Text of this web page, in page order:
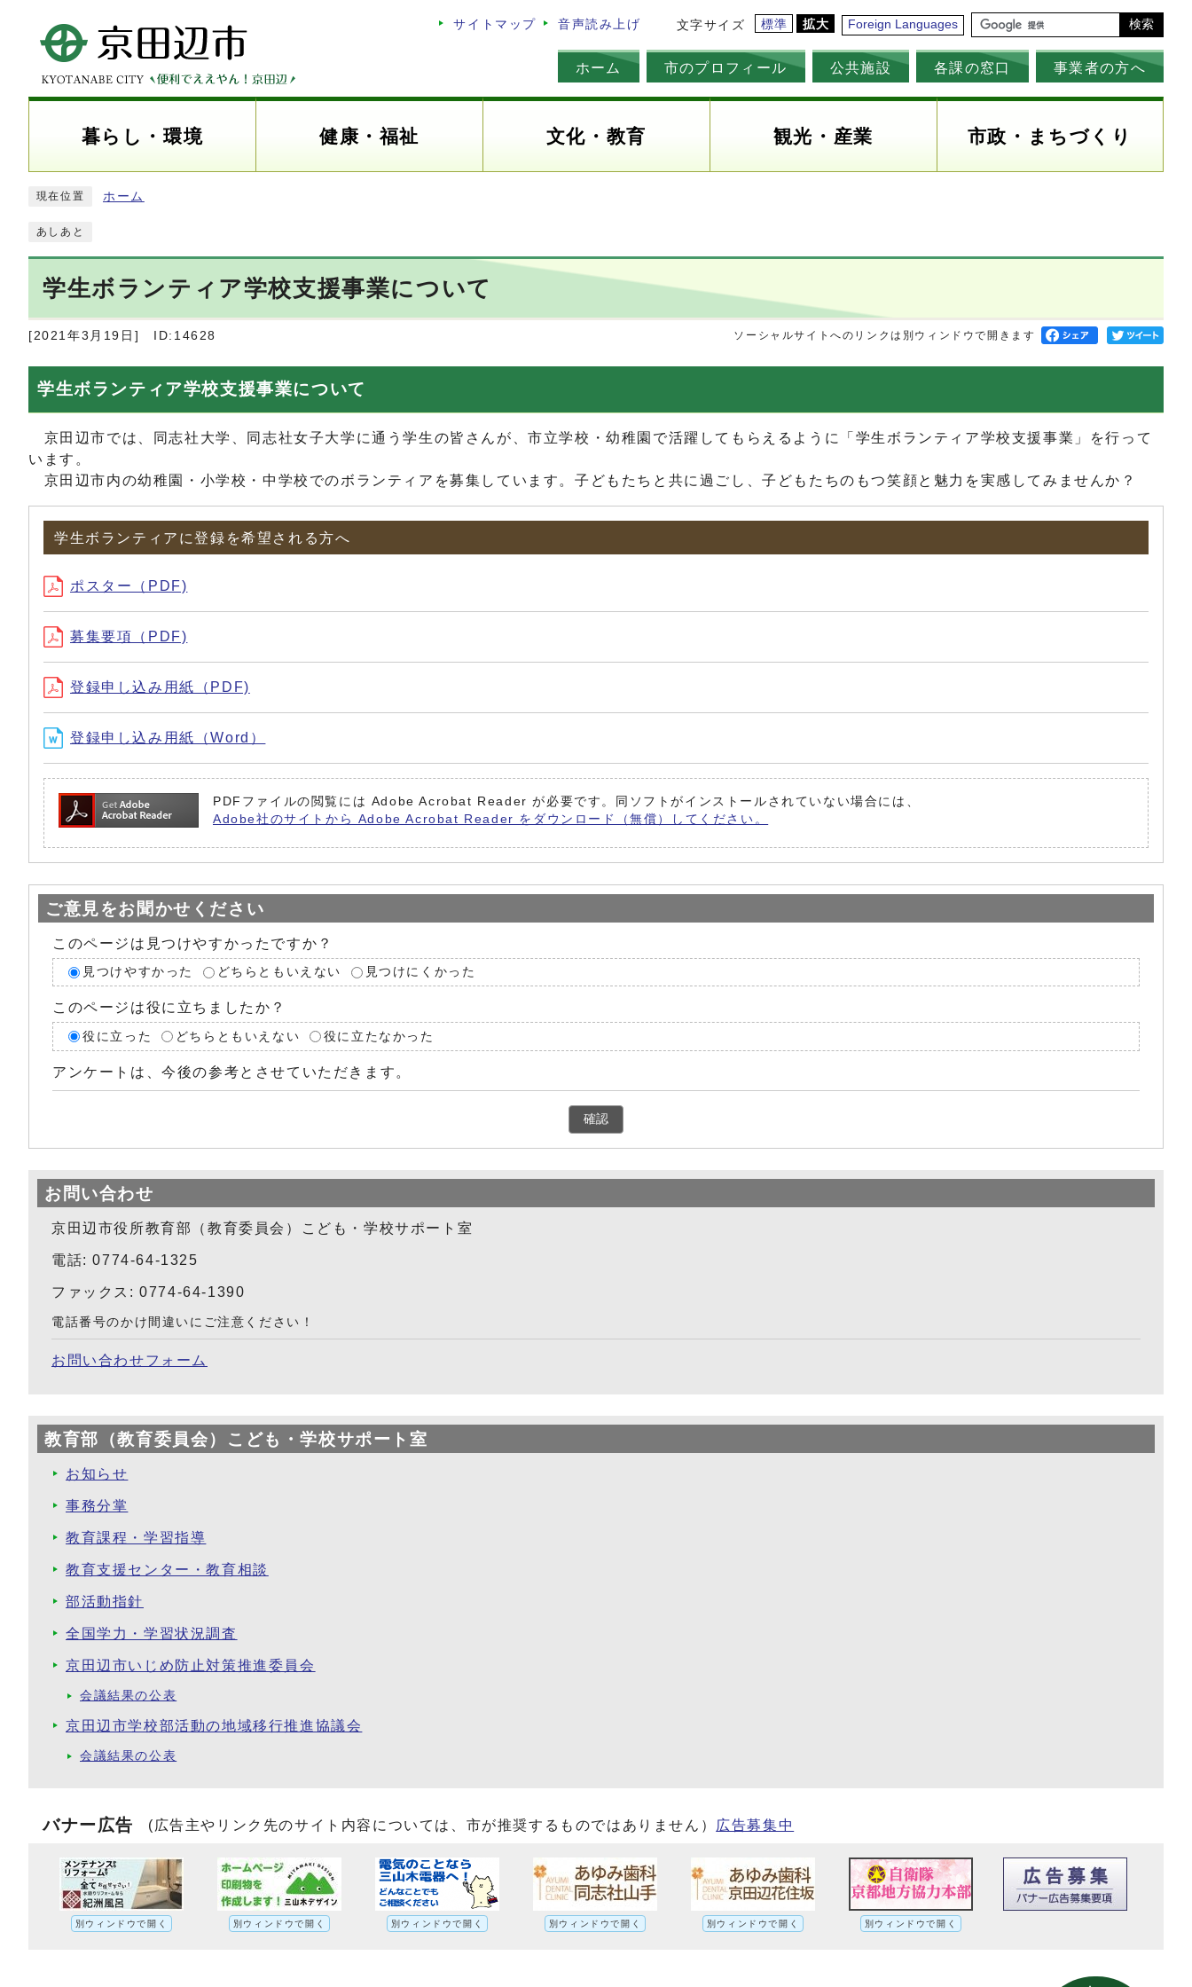
サイトマップ 音声読み上げ 文字サイズ 標準 拡大 Foreign Languages 検索
ホーム 市のプロフィール 公共施設 各課の窓口 事業者の方へ
暮らし・環境 健康・福祉 文化・教育 観光・産業 市政・まちづくり
現在位置 ホーム
あしあと
学生ボランティア学校支援事業について
[2021年3月19日] ID:14628 ソーシャルサイトへのリンクは別ウィンドウで開きます
学生ボランティア学校支援事業について
京田辺市では、同志社大学、同志社女子大学に通う学生の皆さんが、市立学校・幼稚園で活躍してもらえるように「学生ボランティア学校支援事業」を行って
います。
京田辺市内の幼稚園・小学校・中学校でのボランティアを募集しています。子どもたちと共に過ごし、子どもたちのもつ笑顔と魅力を実感してみませんか？
学生ボランティアに登録を希望される方へ
ポスター（PDF)
募集要項（PDF)
登録申し込み用紙（PDF)
登録申し込み用紙（Word）
PDFファイルの閲覧には Adobe Acrobat Reader が必要です。同ソフトがインストールされていない場合には、
Adobe社のサイトから Adobe Acrobat Reader をダウンロード（無償）してください。
ご意見をお聞かせください
このページは見つけやすかったですか？
見つけやすかった どちらともいえない 見つけにくかった
このページは役に立ちましたか？
役に立った どちらともいえない 役に立たなかった
アンケートは、今後の参考とさせていただきます。
確認
お問い合わせ
京田辺市役所教育部（教育委員会）こども・学校サポート室
電話: 0774-64-1325
ファックス: 0774-64-1390
電話番号のかけ間違いにご注意ください！
お問い合わせフォーム
教育部（教育委員会）こども・学校サポート室
お知らせ
事務分掌
教育課程・学習指導
教育支援センター・教育相談
部活動指針
全国学力・学習状況調査
京田辺市いじめ防止対策推進委員会
会議結果の公表
京田辺市学校部活動の地域移行推進協議会
会議結果の公表
バナー広告 (広告主やリンク先のサイト内容については、市が推奨するものではありません） 広告募集中
別ウィンドウで開く 別ウィンドウで開く 別ウィンドウで開く 別ウィンドウで開く 別ウィンドウで開く 別ウィンドウで開く